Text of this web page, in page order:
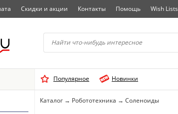
водить название города..
Скидки и акции Контакты Помощь Wish Lists
Популярное Новинки
Каталог → Робототехника → Соленоиды